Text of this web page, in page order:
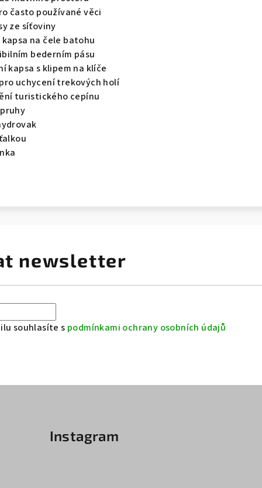
často používané věci
ze síťoviny
na čele batohu
bederním pásu
kapsa s klipem na klíče
uchycení trekových holí
turistického cepínu
newsletter
souhlasíte s podmínkami ochrany osobních údajů
Instagram